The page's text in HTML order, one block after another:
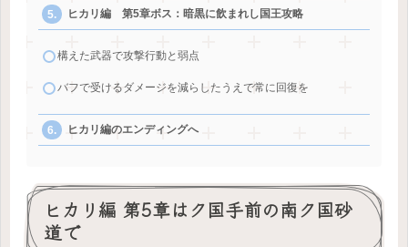
ヒカリ編 第5章ボス：暗黒に飲まれし国王攻略
構えた武器で攻撃行動と弱点
バフで受けるダメージを減らしたうえで常に回復を
ヒカリ編のエンディングへ
ヒカリ編 第5章はク国手前の南ク国砂
道で